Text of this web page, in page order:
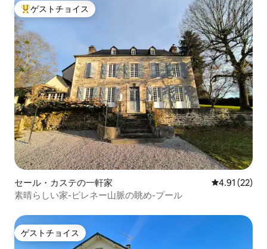
大好評のゲストチョイスです。
ゲストチョイス
セール・カステの一軒家 レビュー22
4.91 (22)
素晴らしい家-ピレネー山脈の眺め-プール
ゲストチョイス
ゲストチョイス